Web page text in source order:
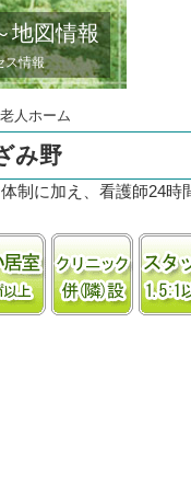
地図情報
ス情報
人ホーム
み野
制に加え、看護師24時
風呂あり居室25㎡以上クリ